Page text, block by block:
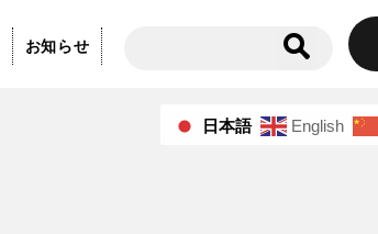
日本語 English
お知らせ